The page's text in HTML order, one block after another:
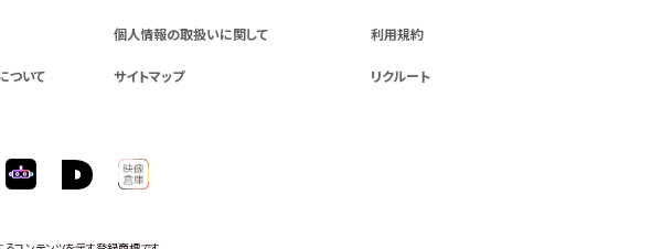
個人情報の取扱いに関して 利用規約
ついて サイトマップ リクルート